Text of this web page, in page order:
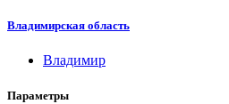
Владимирская область
Владимир
Параметры